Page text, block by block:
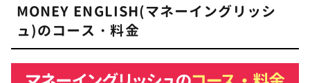
MONEY ENGLISH(マネーイングリッシ
ュ)のコース・料金